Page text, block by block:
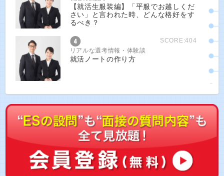
【就活生服装編】「平服でお越しくだ
さい」と言われた時、どんな格好をす
るべき？
SCORE:404
リアルな選考情報・体験談
就活ノートの作り方